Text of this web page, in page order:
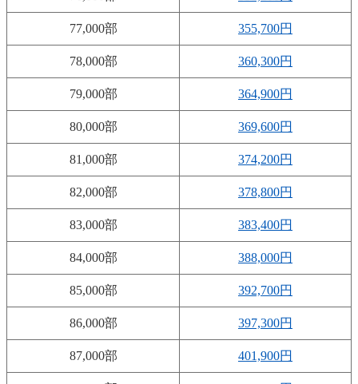
77,000部 355,700円
78,000部 360,300円
79,000部 364,900円
80,000部 369,600円
81,000部 374,200円
82,000部 378,800円
83,000部 383,400円
84,000部 388,000円
85,000部 392,700円
86,000部 397,300円
87,000部 401,900円